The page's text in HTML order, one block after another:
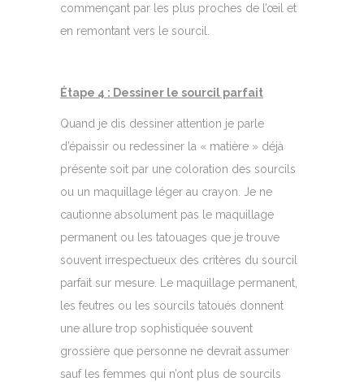
commençant par les plus proches de l’œil et
en remontant vers le sourcil.
Étape 4 : Dessiner le sourcil parfait
Quand je dis dessiner attention je parle
d’épaissir ou redessiner la « matière » déjà
présente soit par une coloration des sourcils
ou un maquillage léger au crayon. Je ne
cautionne absolument pas le maquillage
permanent ou les tatouages que je trouve
souvent irrespectueux des critères du sourcil
parfait sur mesure. Le maquillage permanent,
les feutres ou les sourcils tatoués donnent
une allure trop sophistiquée souvent
grossière que personne ne devrait assumer
sauf les femmes qui n’ont plus de sourcils